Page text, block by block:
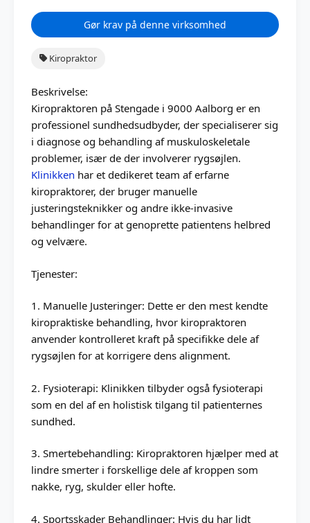
Gør krav på denne virksomhed
Kiropraktor
Beskrivelse:
Kiropraktoren på Stengade i 9000 Aalborg er en
professionel sundhedsudbyder, der specialiserer sig
i diagnose og behandling af muskuloskeletale
problemer, især de der involverer rygsøjlen.
Klinikken har et dedikeret team af erfarne
kiropraktorer, der bruger manuelle
justeringsteknikker og andre ikke-invasive
behandlinger for at genoprette patientens helbred
og velvære.
Tjenester:
1. Manuelle Justeringer: Dette er den mest kendte
kiropraktiske behandling, hvor kiropraktoren
anvender kontrolleret kraft på specifikke dele af
rygsøjlen for at korrigere dens alignment.
2. Fysioterapi: Klinikken tilbyder også fysioterapi
som en del af en holistisk tilgang til patienternes
sundhed.
3. Smertebehandling: Kiropraktoren hjælper med at
lindre smerter i forskellige dele af kroppen som
nakke, ryg, skulder eller hofte.
4. Sportsskader Behandlinger: Hvis du har lidt